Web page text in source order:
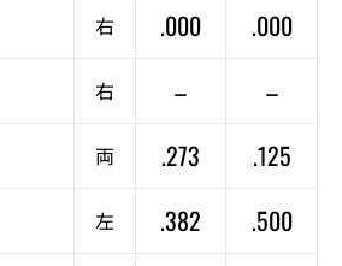
右 .000 .000
右 – –
両 .273 .125
左 .382 .500